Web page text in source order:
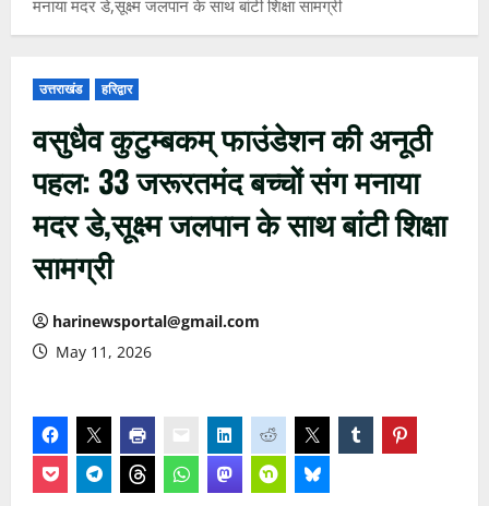
मनाया मदर डे,सूक्ष्म जलपान के साथ बांटी शिक्षा सामग्री
उत्तराखंड हरिद्वार
वसुधैव कुटुम्बकम् फाउंडेशन की अनूठी
पहल: 33 जरूरतमंद बच्चों संग मनाया
मदर डे,सूक्ष्म जलपान के साथ बांटी शिक्षा
सामग्री
harinewsportal@gmail.com
May 11, 2026